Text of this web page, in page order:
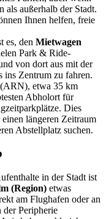
als außerhalb der Stadt.
Ihnen helfen, freie
es, den Mietwagen
Park & Ride-
von dort aus mit der
ins Zentrum zu fahren.
etwa 35 km
Abholort für
Dies
längeren Zeitraum
Abstellplatz suchen.
in der Stadt ist
(Region) etwas
am Flughafen oder an
der Peripherie